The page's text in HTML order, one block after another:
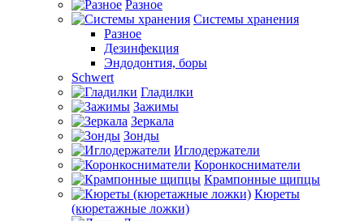
Разное
Системы хранения
Разное
Дезинфекция
Эндодонтия, боры
Schwert
Гладилки
Зажимы
Зеркала
Зонды
Иглодержатели
Коронкосниматели
Крампонные щипцы
Кюреты
(кюретажные ложки)